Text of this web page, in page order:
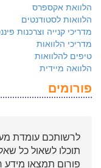
הלוואת אקספרס
הלוואות לסטודנטים
מדריכי קנייה וצרכנות
מדריכי הלוואות
טיפים להלוואות
הלוואה מיידית
פורומים
לרשותכם עומדת
תוכלו לשאול כל
פורום תמצאו